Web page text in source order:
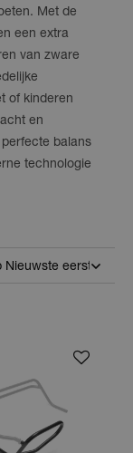
Met de
een extra
van zware
of kinderen
en
balans
technologie